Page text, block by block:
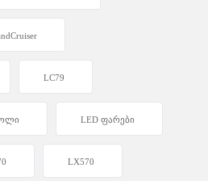
LC79
LED ფარები
LX570